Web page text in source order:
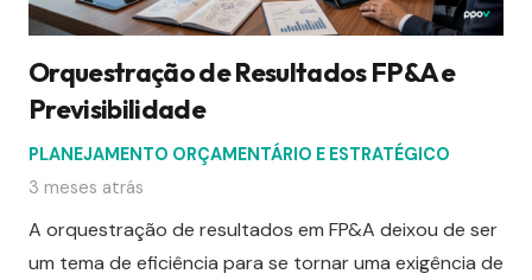
Orquestração de Resultados FP&A e
Previsibilidade
PLANEJAMENTO ORÇAMENTÁRIO E ESTRATÉGICO
3 meses atrás
A orquestração de resultados em FP&A deixou de ser
um tema de eficiência para se tornar uma exigência de